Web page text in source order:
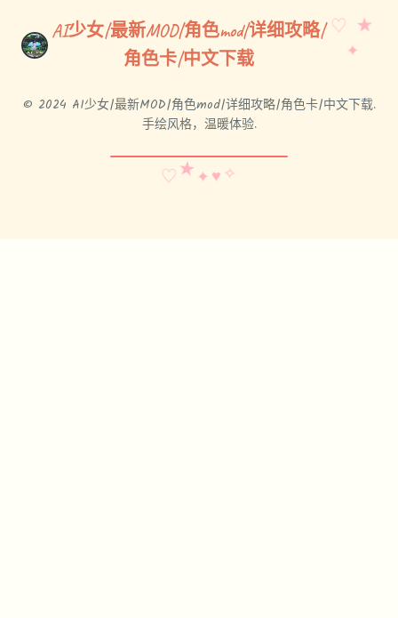
AI少女|最新MOD|角色mod|详细攻略|
角色卡|中文下载
♡ ★
✦
© 2024 AI少女|最新MOD|角色mod|详细攻略|角色卡|中文下载.
手绘风格，温暖体验.
♡★✦♥ ✧